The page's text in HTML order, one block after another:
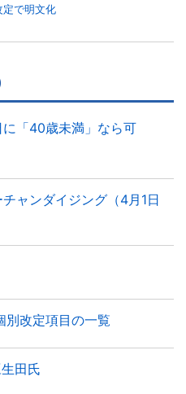
定で明文化
「40歳未満」なら可
ャンダイジング（4月1日
別改定項目の一覧
田氏